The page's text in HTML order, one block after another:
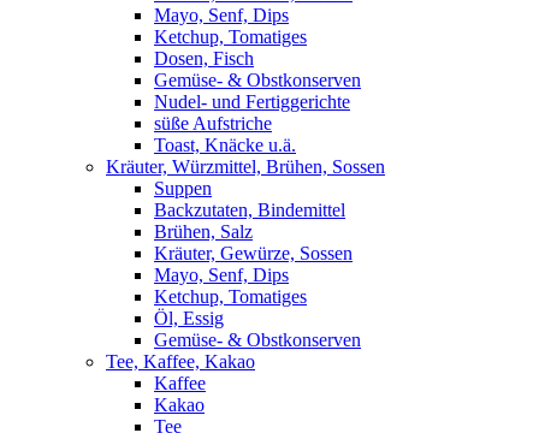
Mayo, Senf, Dips
Ketchup, Tomatiges
Dosen, Fisch
Gemüse- & Obstkonserven
Nudel- und Fertiggerichte
süße Aufstriche
Toast, Knäcke u.ä.
Kräuter, Würzmittel, Brühen, Sossen
Suppen
Backzutaten, Bindemittel
Brühen, Salz
Kräuter, Gewürze, Sossen
Mayo, Senf, Dips
Ketchup, Tomatiges
Öl, Essig
Gemüse- & Obstkonserven
Tee, Kaffee, Kakao
Kaffee
Kakao
Tee